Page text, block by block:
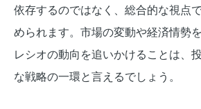
依存するのではなく、総合的な視点
められます。市場の変動や経済情勢
レシオの動向を追いかけることは、
な戦略の一環と言えるでしょう。